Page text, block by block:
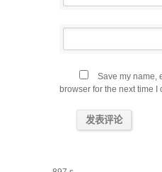
Save my name,
browser for the next time I